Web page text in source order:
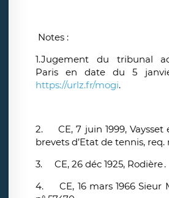
Notes :
1.Jugement du tribunal
Paris en date du 5
https://urlz.fr/mogi.
2.
CE, 7 juin 1999,
brevets d’Etat de tennis, req.
3.
CE, 26 déc 1925, Rodière .
4.
CE, 16 mars 1966